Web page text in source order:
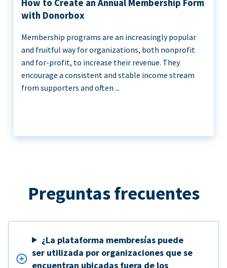
How to Create an Annual Membership Form
with Donorbox
Membership programs are an increasingly popular
and fruitful way for organizations, both nonprofit
and for-profit, to increase their revenue. They
encourage a consistent and stable income stream
from supporters and often ...
Preguntas frecuentes
¿La plataforma membresías puede
ser utilizada por organizaciones que se
encuentran ubicadas fuera de los